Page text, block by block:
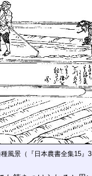
種風景（『日本農書全集15』